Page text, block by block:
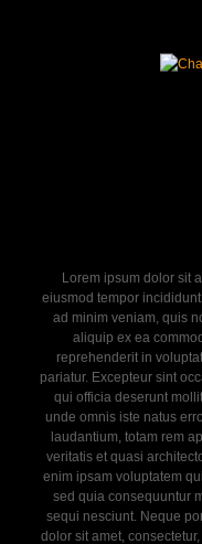
Lorem ipsum dolor sit
eiusmod tempor
ad minim veniam, quis
aliquip ex ea
reprehenderit in
pariatur. Excepteur sint
qui officia deserunt
unde omnis iste natus
laudantium, totam rem
veritatis et quasi
enim ipsam voluptatem
sed quia consequuntur
sequi nesciunt. Neque
dolor sit amet,